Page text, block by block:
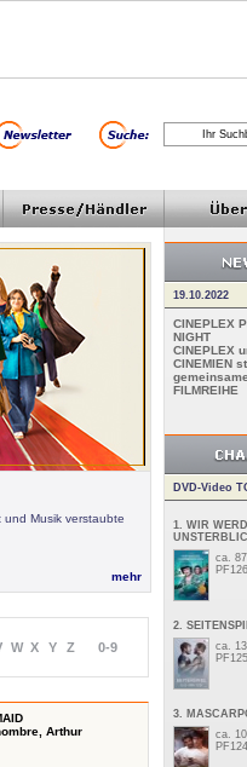
Musik verstaubte
mehr
W X Y Z 0-9
Arthur
19.10.2022
CINEPLEX
NIGHT
CINEPLEX
CINEMIEN
FILMREIHE
DVD-Video
1. WIR
ca.
2.
ca.
3.
ca.